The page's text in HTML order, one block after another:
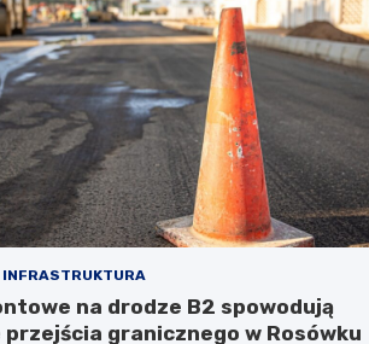
INFRASTRUKTURA
na drodze B2 spowodują
przejścia granicznego w Rosówku